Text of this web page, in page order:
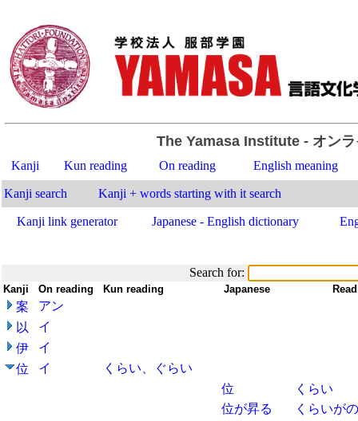
The Yamasa Institute- オンラ
Kanji Kun reading On reading English meaning
Kanji search Kanji + words starting with it search
Kanji link generator Japanese - English dictionary
Search for:
Kanji On reading Kun reading Japanese
案
アン
以
イ
伊
イ
位
イ
くらい、ぐらい
位
くらい
位が昇る
くらいが